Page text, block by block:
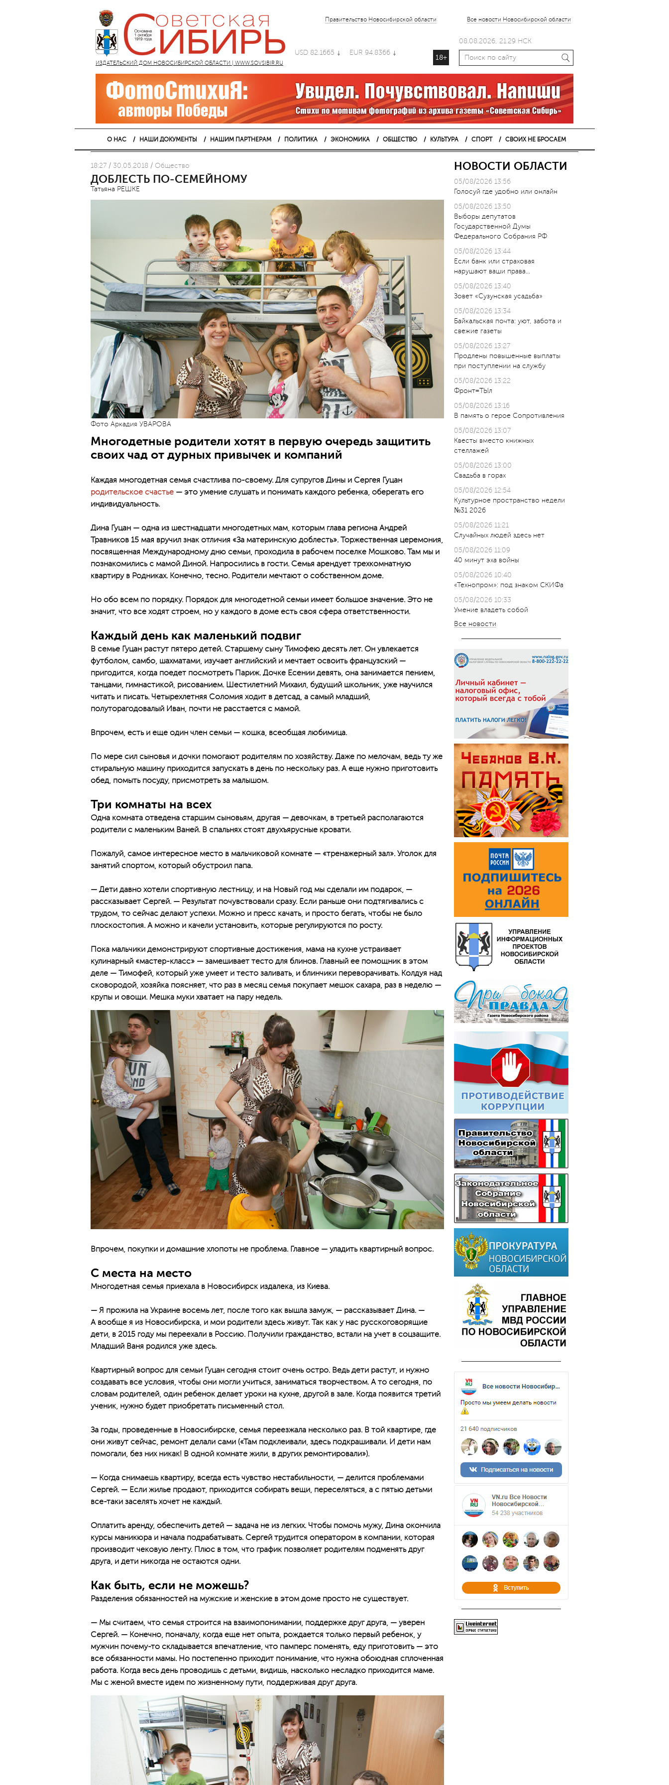
ИЗДАТЕЛЬСКИЙ ДОМ НОВОСИБИРСКОЙ ОБЛАСТИ | WWW.SOVSIBIR.RU
Правительство Новосибирской области Все новости Новосибирской области
USD 82.1665 EUR 94.8366
18+
08.08.2026, 21.29 НСК
О НАС НАШИ ДОКУМЕНТЫ НАШИМ ПАРТНЕРАМ ПОЛИТИКА ЭКОНОМИКА ОБЩЕСТВО КУЛЬТУРА СПОРТ СВОИХ НЕ БРОСАЕМ
18:27 / 30.05.2018 / Общество
ДОБЛЕСТЬ ПО-СЕМЕЙНОМУ
Татьяна РЕШКЕ
Фото Аркадия УВАРОВА
Многодетные родители хотят в первую очередь защитить
своих чад от дурных привычек и компаний
Каждая многодетная семья счастлива по-своему. Для супругов Дины и Сергея Гуцан
родительское счастье — это умение слушать и понимать каждого ребенка, оберегать его
индивидуальность.
Дина Гуцан — одна из шестнадцати многодетных мам, которым глава региона Андрей
Травников 15 мая вручил знак отличия «За материнскую доблесть». Торжественная церемония,
посвященная Международному дню семьи, проходила в рабочем поселке Мошково. Там мы и
познакомились с мамой Диной. Напросились в гости. Семья арендует трехкомнатную
квартиру в Родниках. Конечно, тесно. Родители мечтают о собственном доме.
Но обо всем по порядку. Порядок для многодетной семьи имеет большое значение. Это не
значит, что все ходят строем, но у каждого в доме есть своя сфера ответственности.
Каждый день как маленький подвиг
В семье Гуцан растут пятеро детей. Старшему сыну Тимофею десять лет. Он увлекается
футболом, самбо, шахматами, изучает английский и мечтает освоить французский —
пригодится, когда поедет посмотреть Париж. Дочке Есении девять, она занимается пением,
танцами, гимнастикой, рисованием. Шестилетний Михаил, будущий школьник, уже научился
читать и писать. Четырехлетняя Соломия ходит в детсад, а самый младший,
полуторагодовалый Иван, почти не расстается с мамой.
Впрочем, есть и еще один член семьи — кошка, всеобщая любимица.
По мере сил сыновья и дочки помогают родителям по хозяйству. Даже по мелочам, ведь ту же
стиральную машину приходится запускать в день по нескольку раз. А еще нужно приготовить
обед, помыть посуду, присмотреть за малышом.
Три комнаты на всех
Одна комната отведена старшим сыновьям, другая — девочкам, в третьей располагаются
родители с маленьким Ваней. В спальнях стоят двухъярусные кровати.
Пожалуй, самое интересное место в мальчиковой комнате — «тренажерный зал». Уголок для
занятий спортом, который обустроил папа.
— Дети давно хотели спортивную лестницу, и на Новый год мы сделали им подарок, —
рассказывает Сергей. — Результат почувствовали сразу. Если раньше они подтягивались с
трудом, то сейчас делают успехи. Можно и пресс качать, и просто бегать, чтобы не было
плоскостопия. А можно и качели установить, которые регулируются по росту.
Пока мальчики демонстрируют спортивные достижения, мама на кухне устраивает
кулинарный «мастер-класс» — замешивает тесто для блинов. Главный ее помощник в этом
деле — Тимофей, который уже умеет и тесто заливать, и блинчики переворачивать. Колдуя над
сковородой, хозяйка поясняет, что раз в месяц семья покупает мешок сахара, раз в неделю —
крупы и овощи. Мешка муки хватает на пару недель.
Впрочем, покупки и домашние хлопоты не проблема. Главное — уладить квартирный вопрос.
С места на место
Многодетная семья приехала в Новосибирск издалека, из Киева.
— Я прожила на Украине восемь лет, после того как вышла замуж, — рассказывает Дина. —
А вообще я из Новосибирска, и мои родители здесь живут. Так как у нас русскоговорящие
дети, в 2015 году мы переехали в Россию. Получили гражданство, встали на учет в соцзащите.
Младший Ваня родился уже здесь.
Квартирный вопрос для семьи Гуцан сегодня стоит очень остро. Ведь дети растут, и нужно
создавать все условия, чтобы они могли учиться, заниматься творчеством. А то сегодня, по
словам родителей, один ребенок делает уроки на кухне, другой в зале. Когда появится третий
ученик, нужно будет приобретать письменный стол.
За годы, проведенные в Новосибирске, семья переезжала несколько раз. В той квартире, где
они живут сейчас, ремонт делали сами («Там подклеивали, здесь подкрашивали. И дети нам
помогали, без них никак! В одной комнате жили, в других ремонтировали»).
— Когда снимаешь квартиру, всегда есть чувство нестабильности, — делится проблемами
Сергей. — Если жилье продают, приходится собирать вещи, переселяться, а с пятью детьми
все-таки заселять хочет не каждый.
Оплатить аренду, обеспечить детей — задача не из легких. Чтобы помочь мужу, Дина окончила
курсы маникюра и начала подрабатывать. Сергей трудится оператором в компании, которая
производит чековую ленту. Плюс в том, что график позволяет родителям подменять друг
друга, и дети никогда не остаются одни.
Как быть, если не можешь?
Разделения обязанностей на мужские и женские в этом доме просто не существует.
— Мы считаем, что семья строится на взаимопонимании, поддержке друг друга, — уверен
Сергей. — Конечно, поначалу, когда еще нет опыта, рождается только первый ребенок, у
мужчин почему-то складывается впечатление, что памперс поменять, еду приготовить — это
все обязанности мамы. Но постепенно приходит понимание, что нужна обоюдная сплоченная
работа. Когда весь день проводишь с детьми, видишь, насколько несладко приходится маме.
Мы с женой вместе идем по жизненному пути, поддерживая друг друга.
НОВОСТИ ОБЛАСТИ
05/08/2026 13:56
Голосуй где удобно или онлайн
05/08/2026 13:50
Выборы депутатов
Государственной Думы
Федерального Собрания РФ
05/08/2026 13:44
Если банк или страховая
нарушают ваши права…
05/08/2026 13:40
Зовет «Сузунская усадьба»
05/08/2026 13:34
Байкальская почта: уют, забота и
свежие газеты
05/08/2026 13:27
Продлены повышенные выплаты
при поступлении на службу
05/08/2026 13:22
Фронт=ТЫл
05/08/2026 13:16
В память о герое Сопротивления
05/08/2026 13:07
Квесты вместо книжных
стеллажей
05/08/2026 13:00
Свадьба в горах
05/08/2026 12:54
Культурное пространство недели
№31 2026
05/08/2026 11:21
Случайных людей здесь нет
05/08/2026 11:09
40 минут эха войны
05/08/2026 10:40
«Технопром»: под знаком СКИФа
05/08/2026 10:33
Умение владеть собой
Все новости